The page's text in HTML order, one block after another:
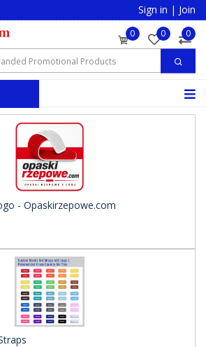
Sign in | Join
0 0 0
- Opaskirzepowe.com